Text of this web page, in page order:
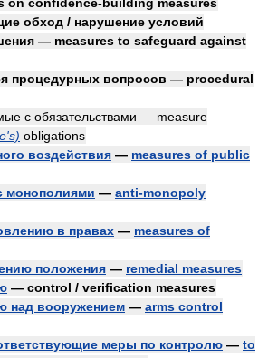
обход / нарушение условий
— measures to safeguard against
процедурных вопросов — procedural
с обязательствами — measure
obligations
воздействия — measures of public
монополиями — anti-monopoly
в правах — measures of
положения — remedial measures
— control / verification measures
над вооружением — arms control
меры по контролю — to